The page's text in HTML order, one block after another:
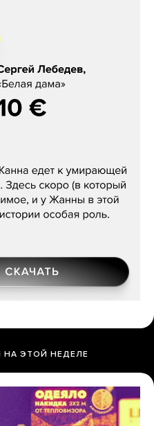
«Белая дама»
ЭТОЙ НЕДЕЛЕ